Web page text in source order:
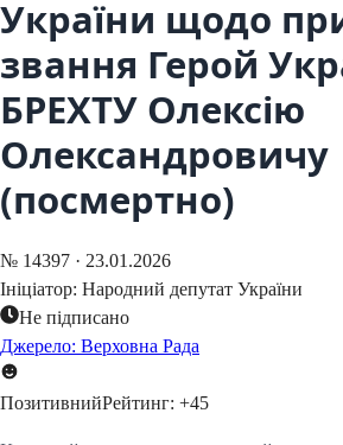
України щодо
звання Герой
БРЕХТУ Олексію
Олександровичу
(посмертно)
№ 14397 · 23.01.2026
Ініціатор: Народний депутат України
Не підписано
Джерело: Верховна Рада
ПозитивнийРейтинг: +45